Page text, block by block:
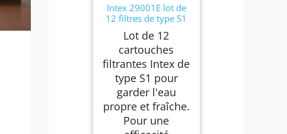
Intex 29001E lot de
12 filtres de type S1
Lot de 12
cartouches
filtrantes Intex de
type S1 pour
garder l'eau
propre et fraîche.
Pour une